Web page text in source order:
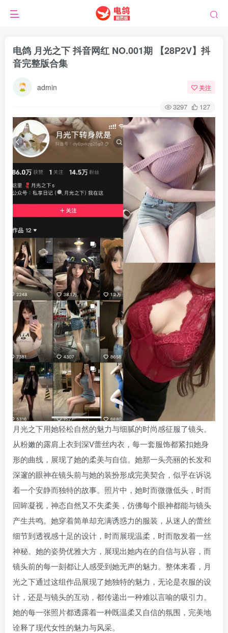
电鸽 月光之下 抖音网红 NO.001期 【28P2V】抖
音完整版合集
admin 关注
3297 127
月光之下用她轻松自然的魅力与细腻的时尚感征服了镜头。
从粉嫩的露肩上衣到深V蕾丝内衣，每一套服饰都紧扣她身
形的曲线，展现了她的柔美与自信。她那一头亮丽的长发和
深邃的眼神在镜头前与她的装扮形成完美契合，似乎在诉说
着一个安静而独特的故事。照片中，她时而微微低头，时而
回眸凝视，神态自然又不失柔美，仿佛每个眼神都能与镜头
产生共鸣。她穿着简单却充满诱惑力的服装，从迷人的蕾丝
细节到透视感十足的设计，时而展现温柔，时而散发着一丝
神秘。她的姿势优雅大方，展现出她内在的自信与从容，而
镜头前的每一刻都让人感受到她无声的魅力。整体来看，月
光之下通过这组作品展现了她独特的魅力，无论是衣服的设
计，还是与镜头的互动，都传递出一种难以言喻的吸引力。
她的每一张照片都透露着一种既温柔又自信的氛围，完美地
诠释了现代女性的魅力与风采。